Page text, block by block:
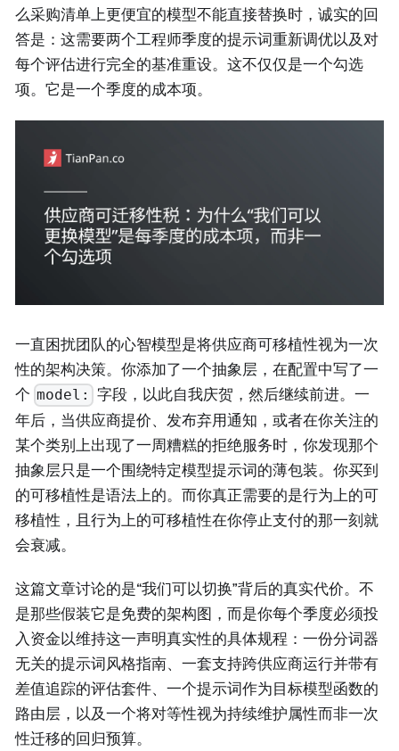
么采购清单上更便宜的模型不能直接替换时，诚实的回
答是：这需要两个工程师季度的提示词重新调优以及对
每个评估进行完全的基准重设。这不仅仅是一个勾选
项。它是一个季度的成本项。
一直困扰团队的心智模型是将供应商可移植性视为一次
性的架构决策。你添加了一个抽象层，在配置中写了一
个 model:
字段，以此自我庆贺，然后继续前进。一
年后，当供应商提价、发布弃用通知，或者在你关注的
某个类别上出现了一周糟糕的拒绝服务时，你发现那个
抽象层只是一个围绕特定模型提示词的薄包装。你买到
的可移植性是语法上的。而你真正需要的是行为上的可
移植性，且行为上的可移植性在你停止支付的那一刻就
会衰减。
这篇文章讨论的是“我们可以切换”背后的真实代价。不
是那些假装它是免费的架构图，而是你每个季度必须投
入资金以维持这一声明真实性的具体规程：一份分词器
无关的提示词风格指南、一套支持跨供应商运行并带有
差值追踪的评估套件、一个提示词作为目标模型函数的
路由层，以及一个将对等性视为持续维护属性而非一次
性迁移的回归预算。